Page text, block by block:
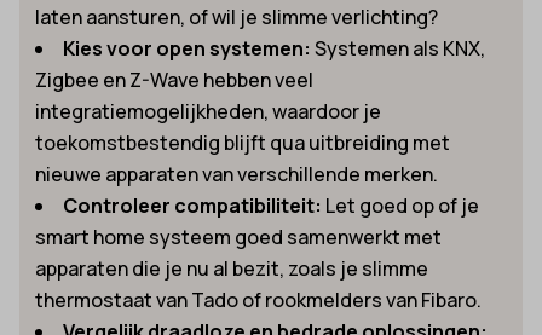
laten aansturen, of wil je slimme verlichting?
Kies voor open systemen: Systemen als KNX,
Zigbee en Z-Wave hebben veel
integratiemogelijkheden, waardoor je
toekomstbestendig blijft qua uitbreiding met
nieuwe apparaten van verschillende merken.
Controleer compatibiliteit: Let goed op of je
smart home systeem goed samenwerkt met
apparaten die je nu al bezit, zoals je slimme
thermostaat van Tado of rookmelders van Fibaro.